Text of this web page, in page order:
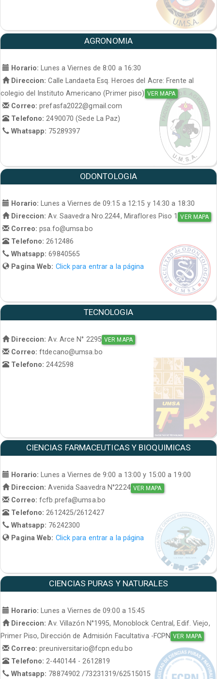
AGRONOMIA
Horario:
Lunes a Viernes de 8:00 a 16:30
Direccion: Calle Landaeta Esq. Heroes del Acre: Frente al
colegio del Instituto Americano (Primer piso) VER MAPA
Correo:prefasfa2022@gmail.com
Telefono: 2490070 (Sede La Paz)
Whatsapp: 75289397
ODONTOLOGIA
Horario: Lunes a Viernes de 09:15 a 12:15 y 14:30 a 18:30
Direccion: Av. Saavedra Nro.2244, Miraflores Piso 1 VER MAPA
Correo:psa.fo@umsa.bo
Telefono:2612486
Whatsapp:69840565
Pagina Web: Click para entrar a la página
TECNOLOGIA
Direccion: Av. Arce N° 2295 VER MAPA
Correo:ftdecano@umsa.bo
Telefono: 2442598
CIENCIAS FARMACEUTICAS Y BIOQUIMICAS
Horario: Lunes a Viernes de 9:00 a 13:00 y 15:00 a 19:00
Direccion: Avenida Saavedra N°2224 VER MAPA
Correo:fcfb.prefa@umsa.bo
Telefono:2612425/2612427
Whatsapp: 76242300
Pagina Web: Click para entrar a la página
CIENCIAS PURAS Y NATURALES
Horario:
Lunes a Viernes de 09:00 a 15:45
Direccion: Av. Villazón N°1995, Monoblock Central, Edif. Viejo,
Primer Piso, Dirección de Admisión Facultativa -FCPN VER MAPA
Correo:preuniversitario@fcpn.edu.bo
Telefono: 2-440144 - 2612819
Whatsapp: 78874902 /73231319/62515015